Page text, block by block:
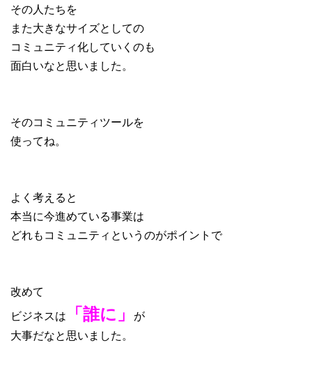
その人たちを
また大きなサイズとしての
コミュニティ化していくのも
面白いなと思いました。
そのコミュニティツールを
使ってね。
よく考えると
本当に今進めている事業は
どれもコミュニティというのがポイントで
改めて
ビジネスは
「誰に」
が
大事だなと思いました。